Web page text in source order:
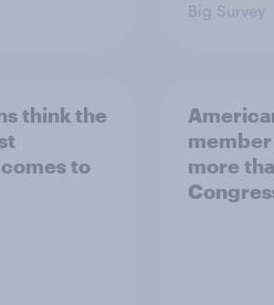
Big Survey
think the
to
more